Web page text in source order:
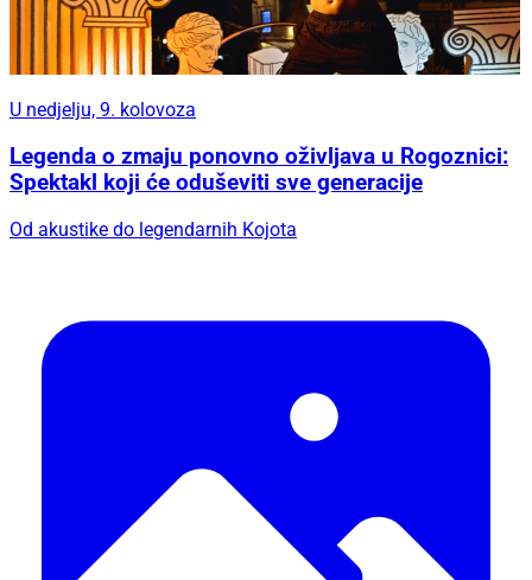
U nedjelju, 9. kolovoza
Legenda o zmaju ponovno oživljava u Rogoznici:
Spektakl koji će oduševiti sve generacije
Od akustike do legendarnih Kojota